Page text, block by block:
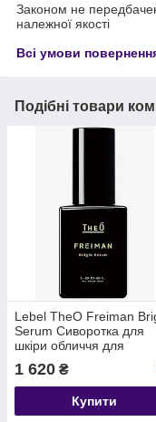
Законом не
належної якості
Всі умови
Подібні товари
Lebel TheO Freiman
Serum Сиворотка для
шкіри обличчя для
чоловіків, 50 мл
1 620 ₴
Купити